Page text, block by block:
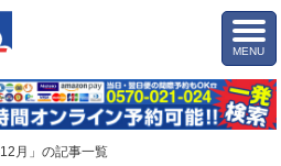
MENU
12月」の記事一覧